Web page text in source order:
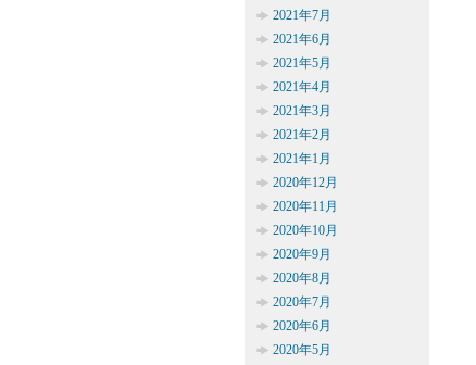
2021年7月
2021年6月
2021年5月
2021年4月
2021年3月
2021年2月
2021年1月
2020年12月
2020年11月
2020年10月
2020年9月
2020年8月
2020年7月
2020年6月
2020年5月